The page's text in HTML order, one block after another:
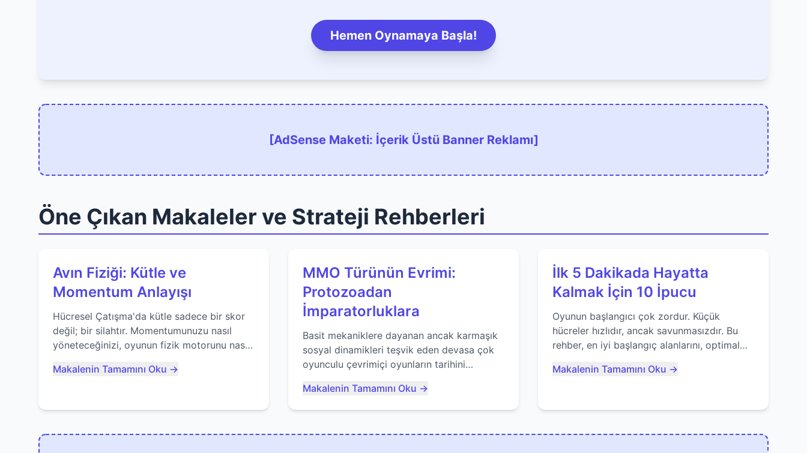
Hemen Oynamaya Başla!
[AdSense Maketi: İçerik Üstü Banner Reklamı]
Öne Çıkan Makaleler ve Strateji Rehberleri
Avın Fiziği: Kütle ve
Momentum Anlayışı
Hücresel Çatışma'da kütle sadece bir skor
değil; bir silahtır. Momentumunuzu nasıl
yöneteceğinizi, oyunun fizik motorunu nasıl
nasıl ustalaşacağınızı öğrenin...
Makalenin Tamamını Oku →
MMO Türünün Evrimi:
Protozoadan
İmparatorluklara
Basit mekaniklere dayanan ancak karmaşık
sosyal dinamikleri teşvik eden devasa çok
oyunculu çevrimiçi oyunların tarihini
bakıyoruz...
Makalenin Tamamını Oku →
İlk 5 Dakikada Hayatta
Kalmak İçin 10 İpucu
Oyunun başlangıcı çok zordur. Küçük
hücreler hızlıdır, ancak savunmasızdır. Bu
rehber, en iyi başlangıç alanlarını, optimal
olmaktan nasıl kaçınacağınızı anlatıyor...
Makalenin Tamamını Oku →